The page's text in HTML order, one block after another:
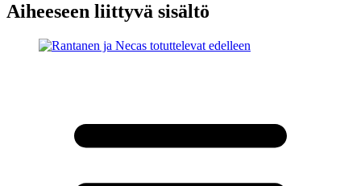
Aiheeseen liittyvä sisältö